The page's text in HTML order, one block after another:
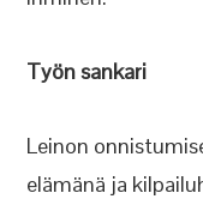
Työn sankari
Leinon
elämänä ja